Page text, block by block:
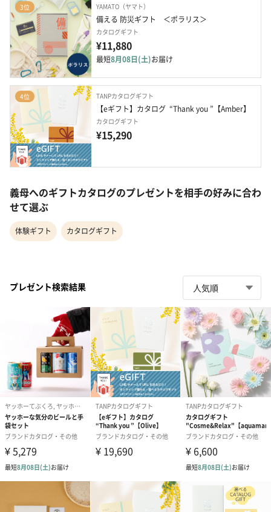
3位 YAMATO（ヤマト）
備える 防災ギフト　＜ポラリス＞
カタログギフト
¥11,880
最短8月08日(土)お届け
4位 TANPカタログギフト
【eギフト】カタログ  “Thank you ”【Amber】
カタログギフト
¥15,290
義母へのギフトカタログのプレゼントを相手の好みに合わ
せて選ぶ
体験ギフト カタログギフト
プレゼント検索結果